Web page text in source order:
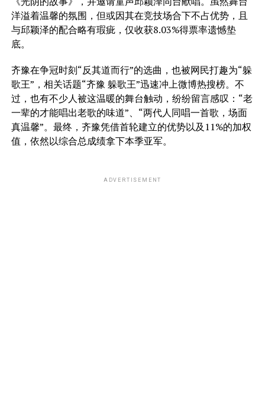
洋溢着温馨的氛围，但或因其在竞技场合下不占优势，且
与邱颖泽的配合略有瑕疵，仅收获8.03%得票率遗憾垫
底。
齐豫在争冠时刻“反其道而行”的选曲，也被网民打趣为“躲
歌王”，相关话题“齐豫 躲歌王”迅速冲上微博热搜榜。不
过，也有不少人被这温暖的舞台触动，纷纷留言感叹：“老
一辈的才能唱出老歌的味道”、“两代人同唱一首歌，场面
真温馨”。最终，齐豫凭借首轮建立的优势以及11%的加权
值，依然以综合总成绩拿下本季亚军。
ADVERTISEMENT